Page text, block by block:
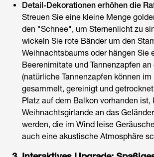
Detail-Dekorationen erhöhen die
Streuen Sie eine kleine Menge
den "Schnee", um Sternenlicht zu
wickeln Sie rote Bänder um den
Weihnachtsbaums oder hängen Sie
Beerenimitate und Tannenzapfen
(natürliche Tannenzapfen können im
gesammelt, gereinigt und
Platz auf dem Balkon vorhanden ist,
Weihnachtsgirlande an das
werden, die im Wind leise
auch eine akustische Atmosphäre